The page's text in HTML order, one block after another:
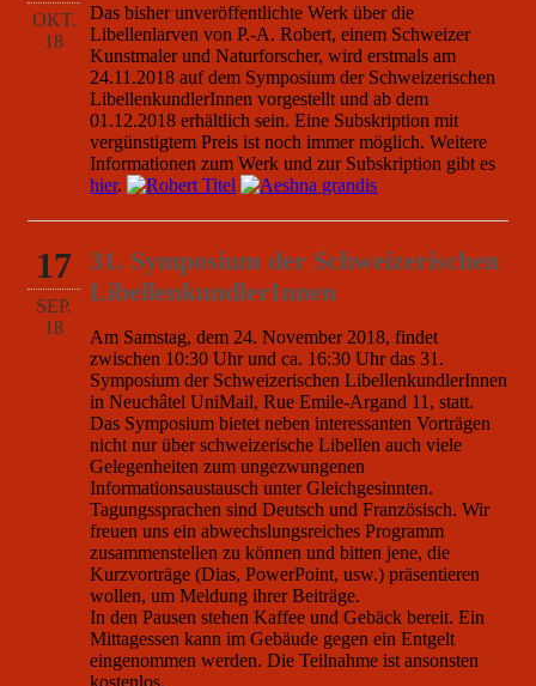
OKT.
18
Das bisher unveröffentlichte Werk über die
Libellenlarven von P.-A. Robert, einem Schweizer
Kunstmaler und Naturforscher, wird erstmals am
24.11.2018 auf dem Symposium der Schweizerischen
LibellenkundlerInnen vorgestellt und ab dem
01.12.2018 erhältlich sein. Eine Subskription mit
vergünstigtem Preis ist noch immer möglich. Weitere
Informationen zum Werk und zur Subskription gibt es
hier.
17
SEP.
18
31. Symposium der Schweizerischen
LibellenkundlerInnen
Am Samstag, dem 24. November 2018, findet
zwischen 10:30 Uhr und ca. 16:30 Uhr das 31.
Symposium der Schweizerischen LibellenkundlerInnen
in Neuchâtel UniMail, Rue Emile-Argand 11, statt.
Das Symposium bietet neben interessanten Vorträgen
nicht nur über schweizerische Libellen auch viele
Gelegenheiten zum ungezwungenen
Informationsaustausch unter Gleichgesinnten.
Tagungssprachen sind Deutsch und Französisch. Wir
freuen uns ein abwechslungsreiches Programm
zusammenstellen zu können und bitten jene, die
Kurzvorträge (Dias, PowerPoint, usw.) präsentieren
wollen, um Meldung ihrer Beiträge.
In den Pausen stehen Kaffee und Gebäck bereit. Ein
Mittagessen kann im Gebäude gegen ein Entgelt
eingenommen werden. Die Teilnahme ist ansonsten
kostenlos.